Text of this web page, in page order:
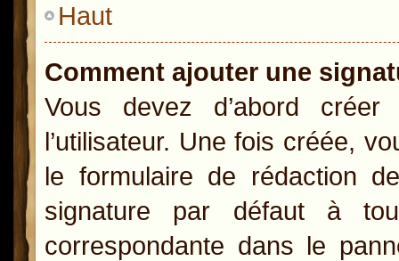
Haut
Comment ajouter une
Vous devez d’abord
l’utilisateur. Une fois créée,
le formulaire de rédaction
signature par défaut à
correspondante dans le